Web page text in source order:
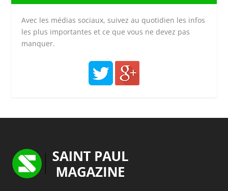
Avec les médias sociaux, suivez au quotidien les infos
les plus importantes et ce que vous ne devez pas
manquer.